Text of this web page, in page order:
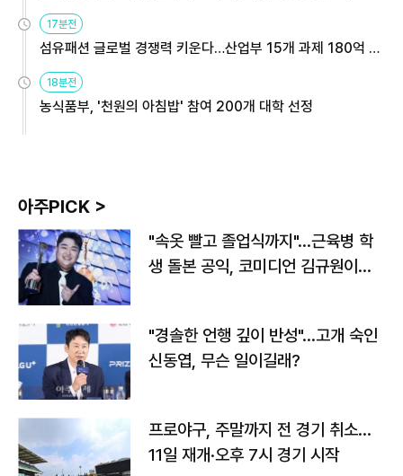
용해야
17분전
섬유패션 글로벌 경쟁력 키운다…산업부 15개 과제 180억 지
원
18분전
농식품부, '천원의 아침밥' 참여 200개 대학 선정
아주PICK >
"속옷 빨고 졸업식까지"…근육병 학
생 돌본 공익, 코미디언 김규원이었
"경솔한 언행 깊이 반성"…고개 숙인
신동엽, 무슨 일이길래?
프로야구, 주말까지 전 경기 취소…
11일 재개·오후 7시 경기 시작